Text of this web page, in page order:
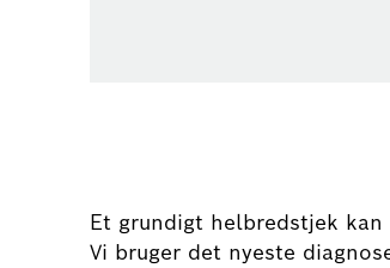
Et grundigt helbredstjek kan
Vi bruger det nyeste